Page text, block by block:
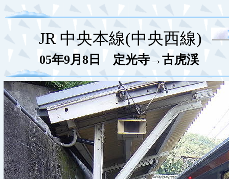
JR 中央本線(中央西線)
05年9月8日 定光寺→古虎渓